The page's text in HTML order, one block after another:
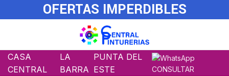
OFERTAS IMPERDIBLES
CASA
CENTRAL
LA
BARRA
PUNTA DEL
ESTE
CONSULTAR